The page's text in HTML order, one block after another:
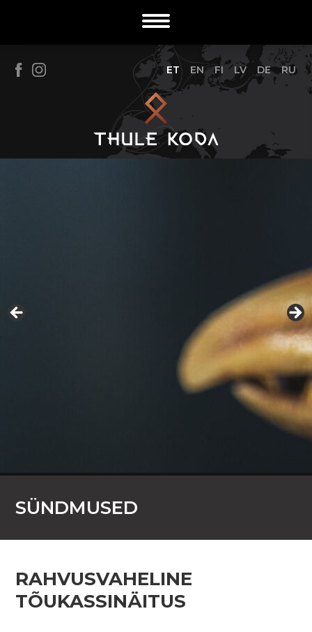
ET EN FI LV DE RU
SÜNDMUSED
RAHVUSVAHELINE
TÕUKASSINÄITUS